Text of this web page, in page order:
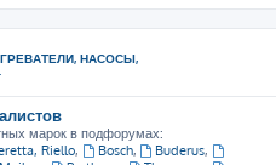
НАСОСЫ,
марок в подфорумах:
Riello, Bosch, Buderus,